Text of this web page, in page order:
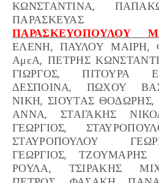
ΚΩΝΣΤΑΝΤΙΝΑ,
ΠΑΡΑΣΚΕΥΑΣ
ΠΑΡΑΣΚΕΥΟΠΟΥΛΟΥ
ΕΛΕΝΗ, ΠΑΥΛΟΥ ΜΑΙΡΗ,
ΑμεΑ, ΠΕΤΡΗΣ
ΓΙΩΡΓΟΣ, ΠΙΤΟΥΡΑ
ΔΕΣΠΟΙΝΑ, ΠΩΧΟΥ
ΝΙΚΗ, ΣΙΟΥΤΑΣ
ΑΝΝΑ, ΣΤΑΓΑΚΗΣ
ΓΕΩΡΓΙΟΣ,
ΣΤΑΥΡΟΠΟΥΛΟΥ
ΓΕΩΡΓΙΟΣ,
ΡΟΥΛΑ, ΤΣΙΡΑΚΗΣ